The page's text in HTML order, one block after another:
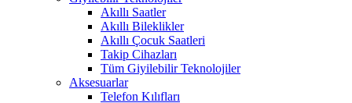
Akıllı Saatler
Akıllı Bileklikler
Akıllı Çocuk Saatleri
Takip Cihazları
Tüm Giyilebilir Teknolojiler
Aksesuarlar
Telefon Kılıfları